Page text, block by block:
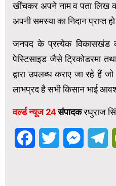
खींचकर अपने नाम व पता
अपनी समस्या का निदान प्राप्त
जनपद के प्रत्येक विकासखंड
पेस्टिसाइड जैसे ट्रिकोडरमा
द्वारा उपलब्ध कराए जा रहे
लाभप्रद है सभी किसान भाई
वर्ल्ड न्यूज 24संपादकरघुराज
FacebookTwitter